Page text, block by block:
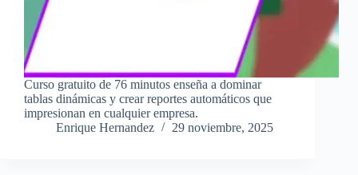
Curso gratuito de 76 minutos enseña a dominar
tablas dinámicas y crear reportes automáticos que
impresionan en cualquier empresa.
Enrique Hernandez
29 noviembre, 2025